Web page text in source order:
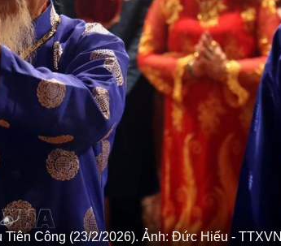
Công (23/2/2026). Ảnh: Đức Hiếu - TTXVN